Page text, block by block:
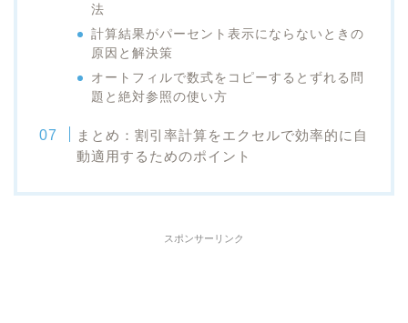
法
計算結果がパーセント表示にならないときの
原因と解決策
オートフィルで数式をコピーするとずれる問
題と絶対参照の使い方
まとめ：割引率計算をエクセルで効率的に自
動適用するためのポイント
スポンサーリンク